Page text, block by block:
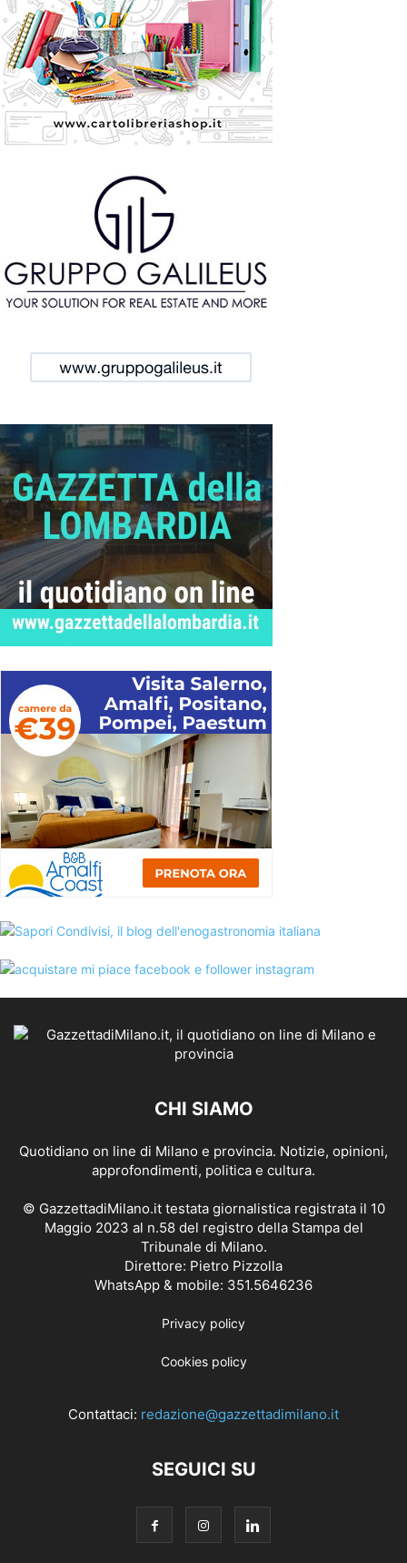
CHI SIAMO
Quotidiano on line di Milano e provincia. Notizie, opinioni,
approfondimenti, politica e cultura.
© GazzettadiMilano.it testata giornalistica registrata il 10
Maggio 2023 al n.58 del registro della Stampa del
Tribunale di Milano.
Direttore: Pietro Pizzolla
WhatsApp & mobile: 351.5646236
Privacy policy
Cookies policy
Contattaci: redazione@gazzettadimilano.it
SEGUICI SU